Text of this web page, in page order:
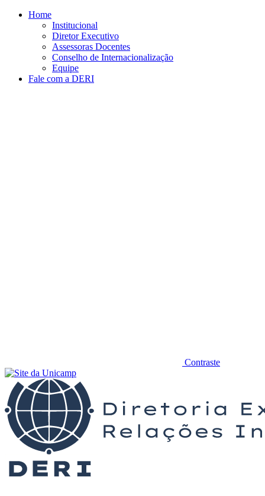
Conteúdo principal
Home
Institucional
Diretor Executivo
Assessoras Docentes
Conselho de Internacionalização
Equipe
Fale com a DERI
Contraste